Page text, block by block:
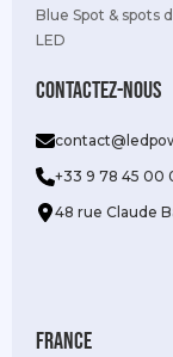
Blue Spot & spots
LED
Contactez-nous
+33 9 78 45 00
48 rue Claude
france